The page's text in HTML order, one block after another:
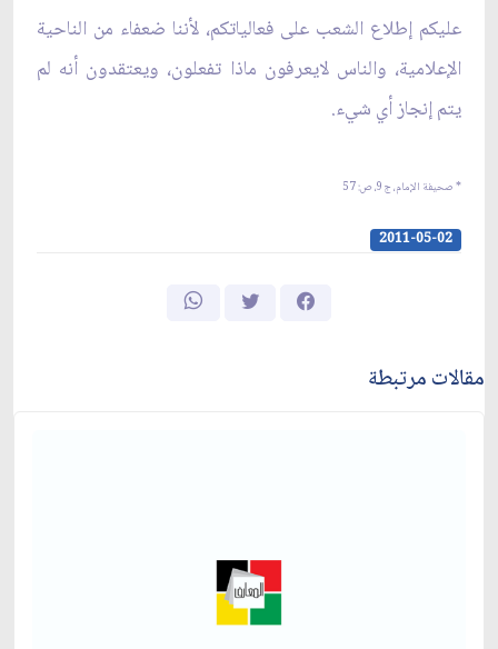
عليكم إطلاع الشعب على فعالياتكم، لأننا ضعفاء من الناحية
الإعلامية، والناس لايعرفون ماذا تفعلون، ويعتقدون أنه لم
يتم إنجاز أي شي‏ء.
* صحيفة الإمام، ج‏9، ص: 57
2011-05-02
مقالات مرتبطة